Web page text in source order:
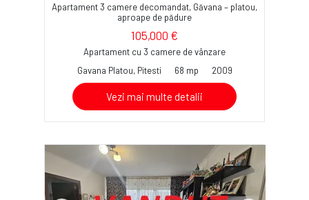
Apartament 3 camere decomandat, Găvana – platou,
aproape de pădure
105,000 €
Apartament cu 3 camere de vânzare
Gavana Platou, Pitesti
68 mp 2009
Vezi mai multe detalii